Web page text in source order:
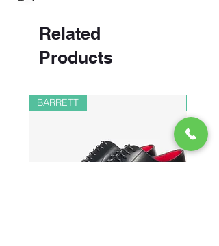
Related
Products
BARRETT